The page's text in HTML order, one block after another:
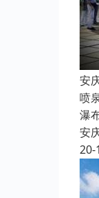
安
喷
瀑
安
20-